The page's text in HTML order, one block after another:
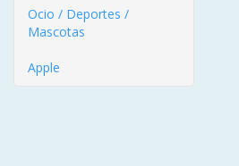
Ocio / Deportes /
Mascotas
Apple